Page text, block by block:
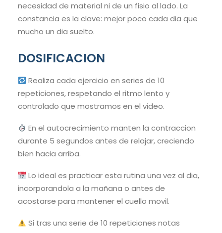
necesidad de material ni de un fisio al lado. La
constancia es la clave: mejor poco cada dia que
mucho un dia suelto.
DOSIFICACION
Realiza cada ejercicio en series de 10
repeticiones, respetando el ritmo lento y
controlado que mostramos en el video.
En el autocrecimiento manten la contraccion
durante 5 segundos antes de relajar, creciendo
bien hacia arriba.
Lo ideal es practicar esta rutina una vez al dia,
incorporandola a la mañana o antes de
acostarse para mantener el cuello movil.
Si tras una serie de 10 repeticiones notas